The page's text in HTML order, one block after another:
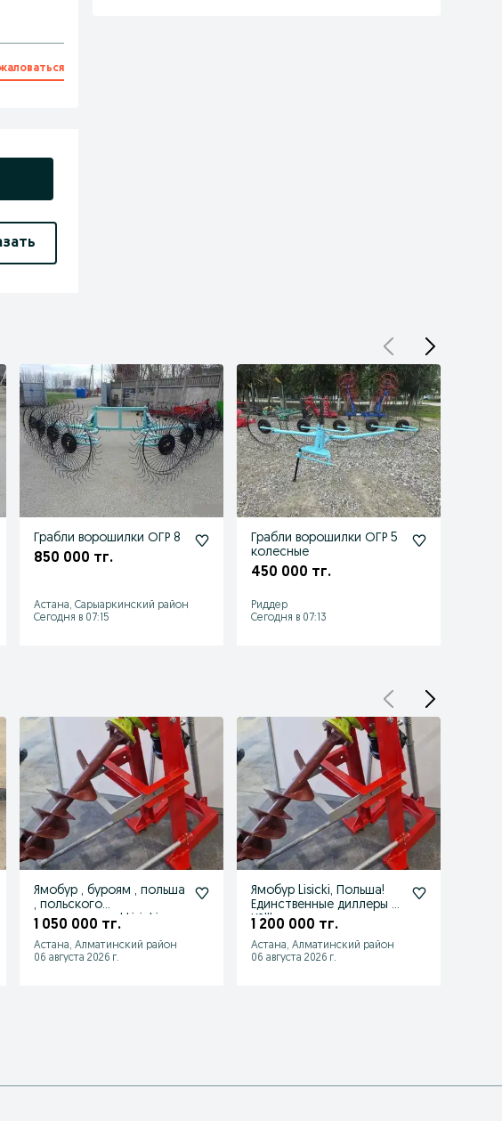
Грабли ворошилки ОГР 8
850 000 тг.
Астана, Сарыаркинский район
Сегодня в 07:15
Грабли ворошилки ОГР 5
колесные
450 000 тг.
Риддер
Сегодня в 07:13
Ямобур , буроям , польша
, польского
производства ! Lisicki
1 050 000 тг.
Астана, Алматинский район
06 августа 2026 г.
Ямобур Lisicki, Польша!
Единственные диллеры в
КЗ!!!есть рассрочка
1 200 000 тг.
Астана, Алматинский район
06 августа 2026 г.